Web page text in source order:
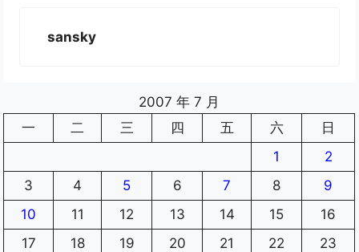
sansky
2007 年 7 月
一
二 三 四 五 六
日
1
2
3
4 5 6 7 8
9
10
11 12 13 14 15
16
17
18 19 20 21 22
23